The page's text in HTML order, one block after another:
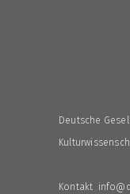
Deutsche
Kontakt